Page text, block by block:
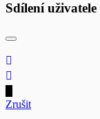
Sdílení uživatele
Zrušit